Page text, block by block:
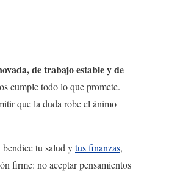
de trabajo estable y de
cumple todo lo que promete.
que la duda robe el ánimo
tu salud ytus finanzas,
firme: no aceptar pensamientos